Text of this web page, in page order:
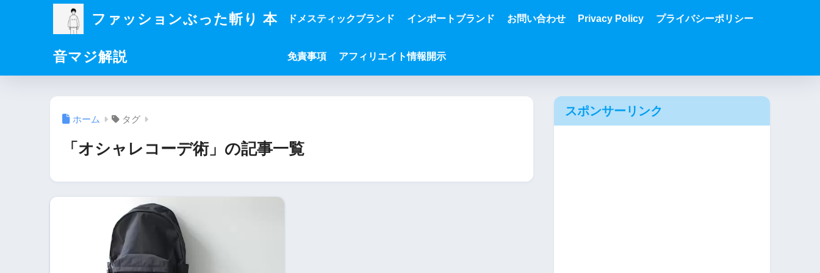
ファッションぶった斬り 本
音マジ解説
ドメスティックブランド インポートブランド お問い合わせ Privacy Policy プライバシーポリシー
免責事項 アフィリエイト情報開示
ホーム タグ
「オシャレコーデ術」の記事一覧
スポンサーリンク